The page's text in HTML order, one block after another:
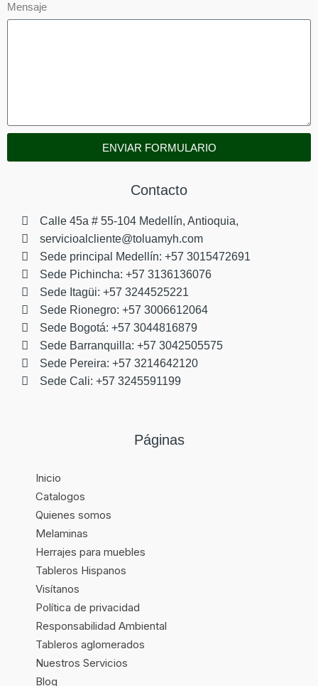
Mensaje
ENVIAR FORMULARIO
Contacto
Calle 45a # 55-104 Medellín, Antioquia,
servicioalcliente@toluamyh.com
Sede principal Medellín: +57 3015472691
Sede Pichincha: +57 3136136076
Sede Itagüi: +57 3244525221
Sede Rionegro: +57 3006612064
Sede Bogotá: +57 3044816879
Sede Barranquilla: +57 3042505575
Sede Pereira: +57 3214642120
Sede Cali: +57 3245591199
Páginas
Inicio
Catalogos
Quienes somos
Melaminas
Herrajes para muebles
Tableros Hispanos
Visítanos
Política de privacidad
Responsabilidad Ambiental
Tableros aglomerados
Nuestros Servicios
Blog